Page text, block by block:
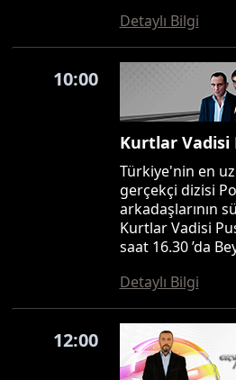
Detaylı Bilgi
10:00
Kurtlar Vadisi
Türkiye'nin en
gerçekçi dizisi
arkadaşlarının
Kurtlar Vadisi
saat 16.30 ’da
Detaylı Bilgi
12:00